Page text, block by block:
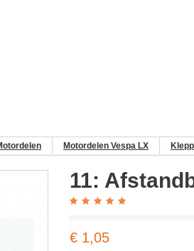
Motordelen Vespa LX
11:
€ 1,05